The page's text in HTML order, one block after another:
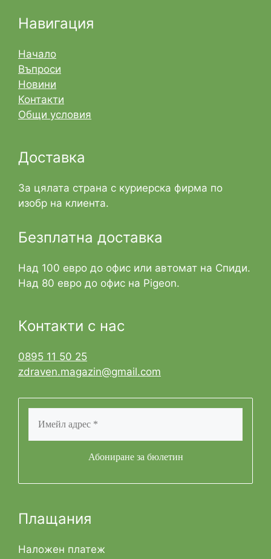
Навигация
Начало
Въпроси
Новини
Контакти
Общи условия
Доставка
За цялата страна с куриерска фирма по
изобр на клиента.
Безплатна доставка
Над 100 евро до офис или автомат на Спиди.
Над 80 евро до офис на Pigeon.
Контакти с нас
0895 11 50 25
zdraven.magazin@gmail.com
Плащания
Наложен платеж